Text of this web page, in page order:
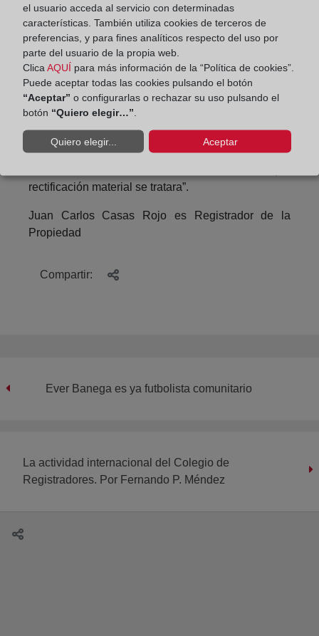
inscripción, cuando no se trata ni de uno ni de otro
caso, sino de un error de consentimiento de los
otorgantes”; y la Resolución de 30 de mayo de
2014, según la cual, “en cuanto alteraría las reglas
generales de formalización de los contratos e
inscripción en el Registro de la Propiedad de los
derechos reales en ellos formalizados no cabe
realizar una rectificación sustantiva del título por
rectificación material se tratara”.
Juan Carlos Casas Rojo es Registrador de la
Propiedad
Compartir:
Ever Banega es ya futbolista comunitario
La actividad internacional del Colegio de
Registradores. Por Fernando P. Méndez
el usuario acceda al servicio con determinadas
características. También utiliza cookies de terceros de
preferencias, y para fines analíticos respecto del uso por
parte del usuario de la propia web.
Clica AQUÍ para más información de la “Política de cookies”.
Puede aceptar todas las cookies pulsando el botón
“Aceptar” o configurarlas o rechazar su uso pulsando el
botón “Quiero elegir…”
Quiero elegir... Aceptar